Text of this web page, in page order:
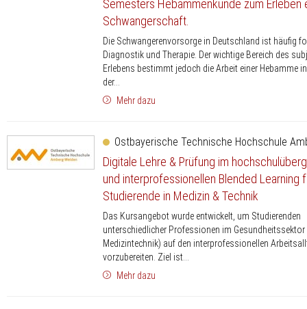
Semesters Hebammenkunde zum Erleben
Schwangerschaft.
Die Schwangerenvorsorge in Deutschland ist häufig
Diagnostik und Therapie. Der wichtige Bereich des
Erlebens bestimmt jedoch die Arbeit einer Hebamme
der...
Mehr dazu
Ostbayerische Technische Hochschule
Digitale Lehre & Prüfung im
und interprofessionellen Blended Learning
Studierende in Medizin & Technik
Das Kursangebot wurde entwickelt, um Studierenden
unterschiedlicher Professionen im Gesundheitssektor
Medizintechnik) auf den interprofessionellen
vorzubereiten. Ziel ist...
Mehr dazu